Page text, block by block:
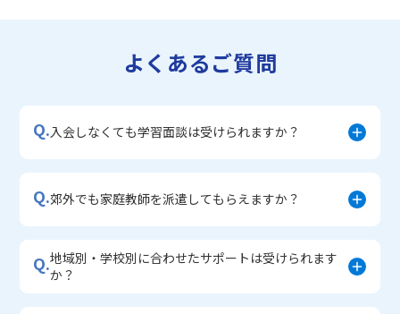
・宿題サポートコース
・学習習慣定着コース
よくあるご質問
Q.入会しなくても学習面談は受けられますか？
Q.郊外でも家庭教師を派遣してもらえますか？
Q.地域別・学校別に合わせたサポートは受けられます
か？